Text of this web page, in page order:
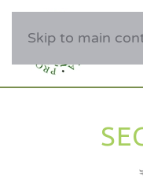
Skip to main